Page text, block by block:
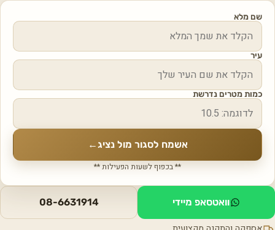
שם מלא
עיר
כמות מטרים נדרשת
אשמח לסגור מול נציג←
** בכפוף לשעות הפעילות **
וואטסאפ מיידי 08-6631914